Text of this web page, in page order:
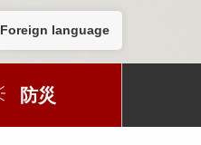
Foreign language
防災